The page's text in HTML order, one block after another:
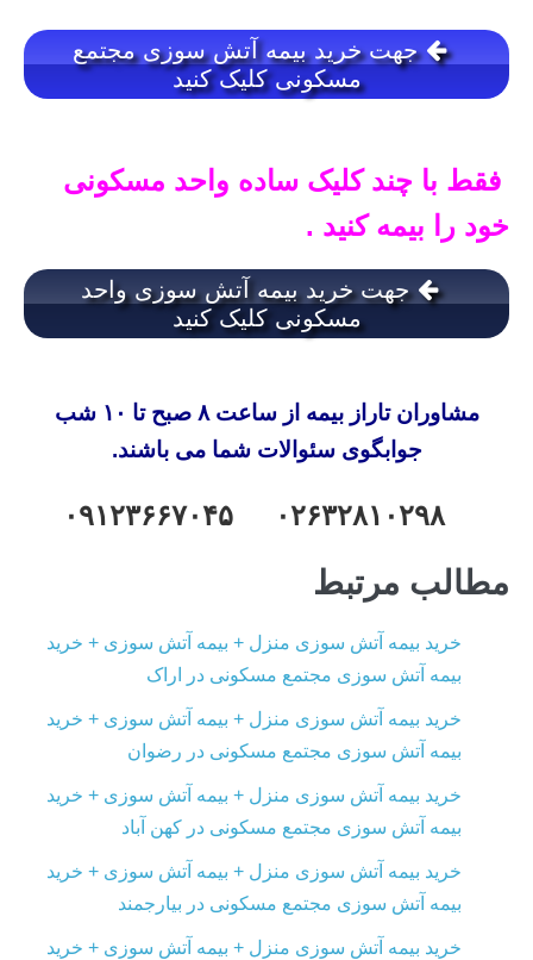
جهت خرید بیمه آتش سوزی مجتمع
مسکونی کلیک کنید
فقط با چند کلیک ساده واحد مسکونی
خود را بیمه کنید .
جهت خرید بیمه آتش سوزی واحد
مسکونی کلیک کنید
مشاوران تاراز بیمه از ساعت ۸ صبح تا ۱۰ شب
جوابگوی سئوالات شما می باشند.
مطالب مرتبط
خرید بیمه آتش سوزی منزل + بیمه آتش سوزی + خرید
بیمه آتش سوزی مجتمع مسکونی در اراک
خرید بیمه آتش سوزی منزل + بیمه آتش سوزی + خرید
بیمه آتش سوزی مجتمع مسکونی در رضوان
خرید بیمه آتش سوزی منزل + بیمه آتش سوزی + خرید
بیمه آتش سوزی مجتمع مسکونی در کهن آباد
خرید بیمه آتش سوزی منزل + بیمه آتش سوزی + خرید
بیمه آتش سوزی مجتمع مسکونی در بیارجمند
خرید بیمه آتش سوزی منزل + بیمه آتش سوزی + خرید